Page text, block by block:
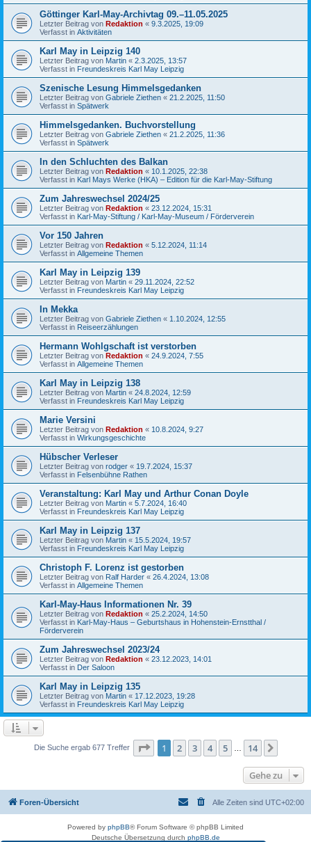
Göttinger Karl-May-Archivtag 09.–11.05.2025
Letzter Beitrag von Redaktion « 9.3.2025, 19:09
Verfasst in Aktivitäten
Karl May in Leipzig 140
Letzter Beitrag von Martin « 2.3.2025, 13:57
Verfasst in Freundeskreis Karl May Leipzig
Szenische Lesung Himmelsgedanken
Letzter Beitrag von Gabriele Ziethen « 21.2.2025, 11:50
Verfasst in Spätwerk
Himmelsgedanken. Buchvorstellung
Letzter Beitrag von Gabriele Ziethen « 21.2.2025, 11:36
Verfasst in Spätwerk
In den Schluchten des Balkan
Letzter Beitrag von Redaktion « 10.1.2025, 22:38
Verfasst in Karl Mays Werke (HKA) – Edition für die Karl-May-Stiftung
Zum Jahreswechsel 2024/25
Letzter Beitrag von Redaktion « 23.12.2024, 15:31
Verfasst in Karl-May-Stiftung / Karl-May-Museum / Förderverein
Vor 150 Jahren
Letzter Beitrag von Redaktion « 5.12.2024, 11:14
Verfasst in Allgemeine Themen
Karl May in Leipzig 139
Letzter Beitrag von Martin « 29.11.2024, 22:52
Verfasst in Freundeskreis Karl May Leipzig
In Mekka
Letzter Beitrag von Gabriele Ziethen « 1.10.2024, 12:55
Verfasst in Reiseerzählungen
Hermann Wohlgschaft ist verstorben
Letzter Beitrag von Redaktion « 24.9.2024, 7:55
Verfasst in Allgemeine Themen
Karl May in Leipzig 138
Letzter Beitrag von Martin « 24.8.2024, 12:59
Verfasst in Freundeskreis Karl May Leipzig
Marie Versini
Letzter Beitrag von Redaktion « 10.8.2024, 9:27
Verfasst in Wirkungsgeschichte
Hübscher Verleser
Letzter Beitrag von rodger « 19.7.2024, 15:37
Verfasst in Felsenbühne Rathen
Veranstaltung: Karl May und Arthur Conan Doyle
Letzter Beitrag von Martin « 5.7.2024, 16:40
Verfasst in Freundeskreis Karl May Leipzig
Karl May in Leipzig 137
Letzter Beitrag von Martin « 15.5.2024, 19:57
Verfasst in Freundeskreis Karl May Leipzig
Christoph F. Lorenz ist gestorben
Letzter Beitrag von Ralf Harder « 26.4.2024, 13:08
Verfasst in Allgemeine Themen
Karl-May-Haus Informationen Nr. 39
Letzter Beitrag von Redaktion « 25.2.2024, 14:50
Verfasst in Karl-May-Haus – Geburtshaus in Hohenstein-Ernstthal /
Förderverein
Zum Jahreswechsel 2023/24
Letzter Beitrag von Redaktion « 23.12.2023, 14:01
Verfasst in Der Saloon
Karl May in Leipzig 135
Letzter Beitrag von Martin « 17.12.2023, 19:28
Verfasst in Freundeskreis Karl May Leipzig
Die Suche ergab 677 Treffer Seite 1von 14
1 2 3 4 5 14
Gehe zu
Foren-Übersicht Alle Zeiten sind UTC+02:00
Powered by phpBB® Forum Software © phpBB Limited
Deutsche Übersetzung durch phpBB.de